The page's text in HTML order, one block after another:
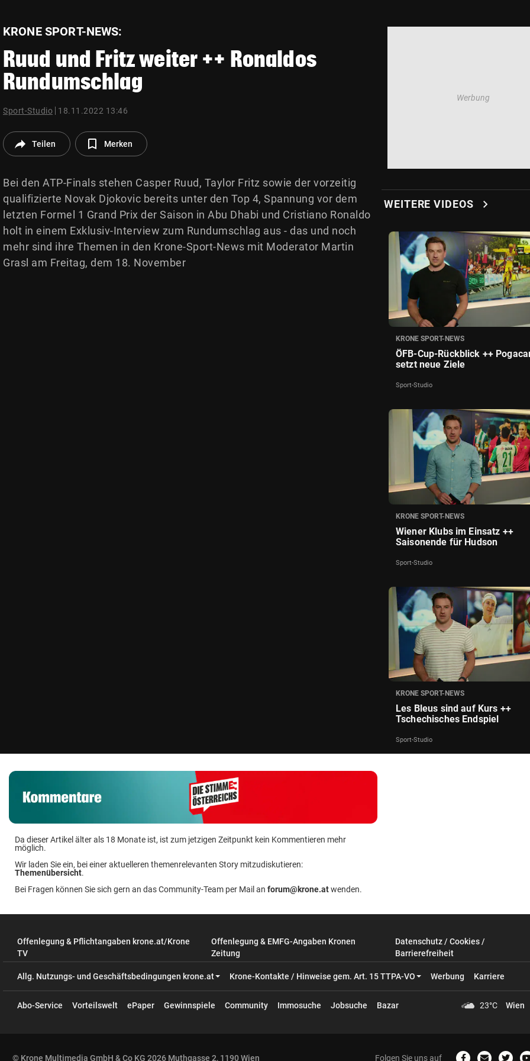
KRONE SPORT-NEWS:
Ruud und Fritz weiter ++ Ronaldos
Rundumschlag
Sport-Studio 18.11.2022 13:46
Teilen Merken
Bei den ATP-Finals stehen Casper Ruud, Taylor Fritz sowie der vorzeitig
qualifizierte Novak Djokovic bereits unter den Top 4, Spannung vor dem
letzten Formel 1 Grand Prix der Saison in Abu Dhabi und Cristiano Ronaldo
holt in einem Exklusiv-Interview zum Rundumschlag aus - das und noch
mehr sind ihre Themen in den Krone-Sport-News mit Moderator Martin
Grasl am Freitag, dem 18. November
WEITERE VIDEOS chevron_right
KRONE SPORT-NEWS
ÖFB-Cup-Rückblick ++
setzt neue Ziele
Sport-Studio
KRONE SPORT-NEWS
Wiener Klubs im Einsatz ++
Saisonende für Hudson
Sport-Studio
KRONE SPORT-NEWS
Les Bleus sind auf Kurs ++
Tschechisches Endspiel
Sport-Studio
Da dieser Artikel älter als 18 Monate ist, ist zum jetzigen Zeitpunkt kein Kommentieren mehr
möglich.
Wir laden Sie ein, bei einer aktuelleren themenrelevanten Story mitzudiskutieren:
Themenübersicht.
Bei Fragen können Sie sich gern an das Community-Team per Mail an forum@krone.atwenden.
Offenlegung & Pflichtangaben krone.at/Krone
TV
Offenlegung & EMFG-Angaben Kronen
Zeitung
Datenschutz / Cookies /
Barrierefreiheit
Allg. Nutzungs- und Geschäftsbedingungen krone.at Krone-Kontakte / Hinweise gem. Art. 15 TTPA-VO Werbung Karriere
Abo-Service Vorteilswelt ePaper Gewinnspiele Community Immosuche Jobsuche Bazar 23°C Wien
© Krone Multimedia GmbH & Co KG 2026 Muthgasse 2, 1190 Wien Folgen Sie uns auf